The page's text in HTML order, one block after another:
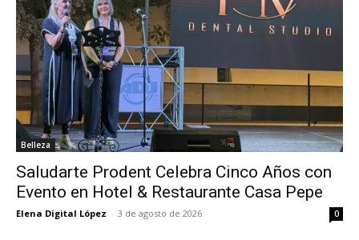
Belleza
Saludarte Prodent Celebra Cinco Años con
Evento en Hotel & Restaurante Casa Pepe
Elena Digital López - 3 de agosto de 2026 0